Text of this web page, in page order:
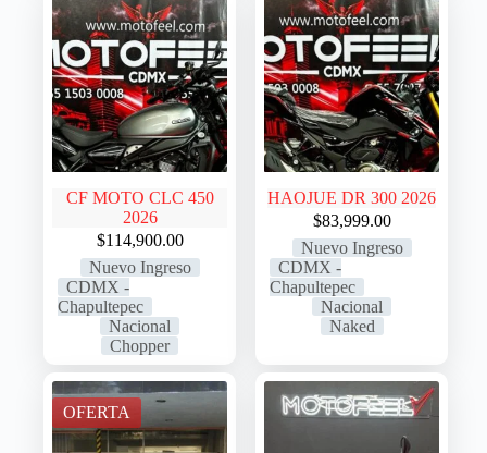
CF MOTO CLC 450
2026
$114,900.00
Nuevo Ingreso
CDMX -
Chapultepec
Nacional
Chopper
HAOJUE DR 300 2026
$83,999.00
Nuevo Ingreso
CDMX -
Chapultepec
Nacional
Naked
OFERTA